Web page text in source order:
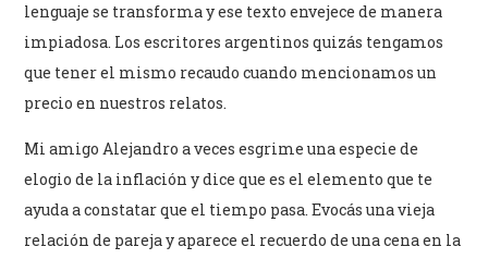
lenguaje se transforma y ese texto envejece de manera
impiadosa. Los escritores argentinos quizás tengamos
que tener el mismo recaudo cuando mencionamos un
precio en nuestros relatos.
Mi amigo Alejandro a veces esgrime una especie de
elogio de la inflación y dice que es el elemento que te
ayuda a constatar que el tiempo pasa. Evocás una vieja
relación de pareja y aparece el recuerdo de una cena en la